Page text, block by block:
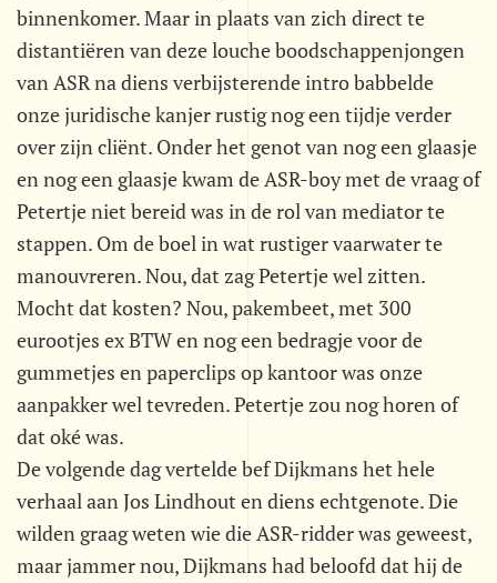
binnenkomer. Maar in plaats van zich direct te
distantiëren van deze louche boodschappenjongen
van ASR na diens verbijsterende intro babbelde
onze juridische kanjer rustig nog een tijdje verder
over zijn cliënt. Onder het genot van nog een glaasje
en nog een glaasje kwam de ASR-boy met de vraag of
Petertje niet bereid was in de rol van mediator te
stappen. Om de boel in wat rustiger vaarwater te
manouvreren. Nou, dat zag Petertje wel zitten.
Mocht dat kosten? Nou, pakembeet, met 300
eurootjes ex BTW en nog een bedragje voor de
gummetjes en paperclips op kantoor was onze
aanpakker wel tevreden. Petertje zou nog horen of
dat oké was.
De volgende dag vertelde bef Dijkmans het hele
verhaal aan Jos Lindhout en diens echtgenote. Die
wilden graag weten wie die ASR-ridder was geweest,
maar jammer nou, Dijkmans had beloofd dat hij de